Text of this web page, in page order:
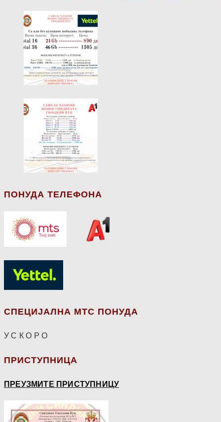
ПОНУДА ТЕЛЕФОНА
СПЕЦИЈАЛНА МТС ПОНУДА
У С К О Р О
ПРИСТУПНИЦА
ПРЕУЗМИТЕ ПРИСТУПНИЦУ